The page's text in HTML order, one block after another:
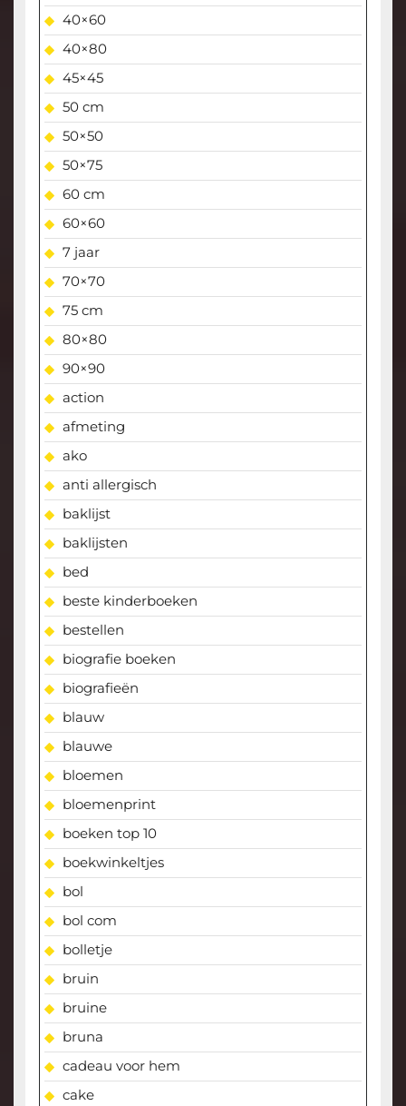
40×60
40×80
45×45
50 cm
50×50
50×75
60 cm
60×60
7 jaar
70×70
75 cm
80×80
90×90
action
afmeting
ako
anti allergisch
baklijst
baklijsten
bed
beste kinderboeken
bestellen
biografie boeken
biografieën
blauw
blauwe
bloemen
bloemenprint
boeken top 10
boekwinkeltjes
bol
bol com
bolletje
bruin
bruine
bruna
cadeau voor hem
cake